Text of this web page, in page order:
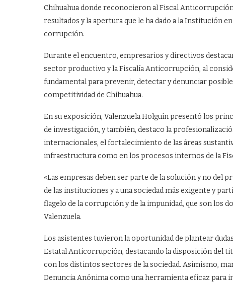
Chihuahua donde reconocieron al Fiscal
resultados y la apertura que le ha dado a la Institución
corrupción.
Durante el encuentro, empresarios y directivos
sector productivo y la Fiscalía Anticorrupción, al
fundamental para prevenir, detectar y denunciar
competitividad de Chihuahua.
En su exposición, Valenzuela Holguín presentó los
de investigación, y también, destaco la
internacionales, el fortalecimiento de las áreas
infraestructura como en los procesos internos de la
«Las empresas deben ser parte de la solución y no del
de las instituciones y a una sociedad más exigente y
flagelo de la corrupción y de la impunidad, que son los
Valenzuela.
Los asistentes tuvieron la oportunidad de plantear
Estatal Anticorrupción, destacando la disposición del
con los distintos sectores de la sociedad. Asimismo,
Denuncia Anónima como una herramienta eficaz para